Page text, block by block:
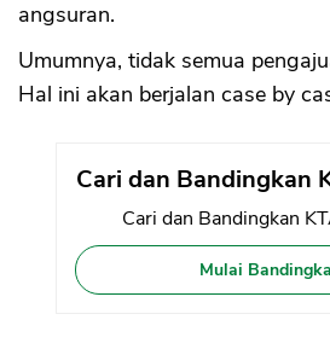
angsuran.
Umumnya, tidak semua
Hal ini akan berjalan case by
Cari dan Bandingkan
Cari dan Bandingkan
Mulai